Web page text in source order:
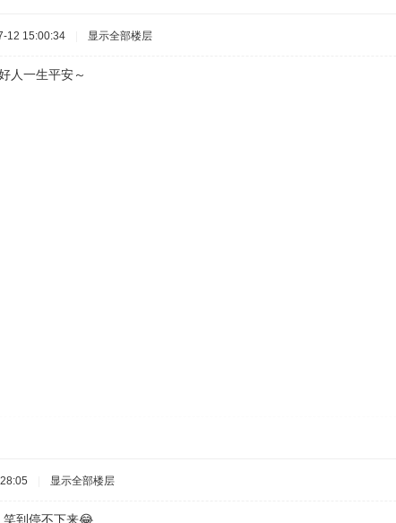
12 15:00:34 显示全部楼层
人一生平安～
显示全部楼层
到停不下来😂